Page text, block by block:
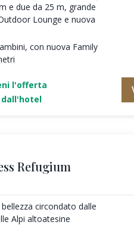
e due da 25 m, grande
Lounge e nuova
con nuova Family
l'offerta
Refugium
circondato dalle
Alpi altoatesine